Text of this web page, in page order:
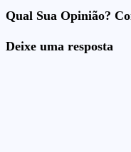
Qual Sua Opinião?
Deixe uma resposta